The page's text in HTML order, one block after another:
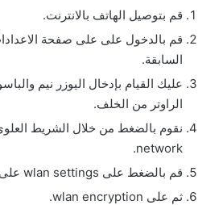
قم بتوصيل الهاتف بالانترنت.
قم بالدخول على على صفحة
السابقة.
عليك القيام بإدخال اليوزر نيم
الراوتر من الخلف.
network.
قم بالضغط على wlan settings على اليسار.
ثم على wlan encryption.